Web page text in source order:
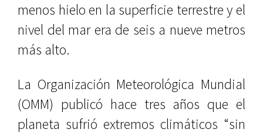
menos hielo en la superficie terrestre y el
nivel del mar era de seis a nueve metros
más alto.
La Organización Meteorológica Mundial
(OMM) publicó hace tres años que el
planeta sufrió extremos climáticos “sin